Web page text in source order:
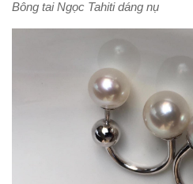
Bông tai Ngọc Tahiti dáng nụ